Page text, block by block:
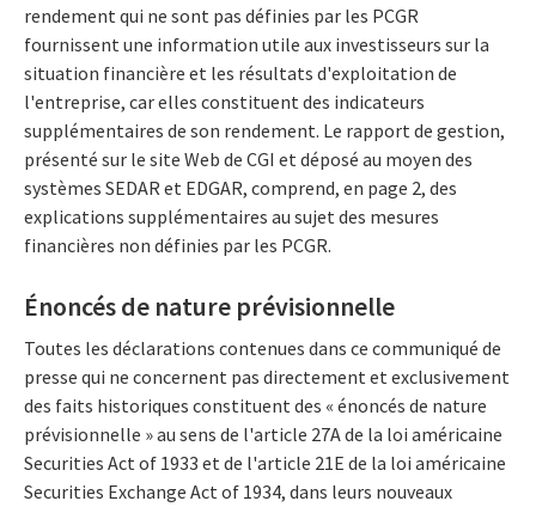
rendement qui ne sont pas définies par les PCGR
fournissent une information utile aux investisseurs sur la
situation financière et les résultats d'exploitation de
l'entreprise, car elles constituent des indicateurs
supplémentaires de son rendement. Le rapport de gestion,
présenté sur le site Web de CGI et déposé au moyen des
systèmes SEDAR et EDGAR, comprend, en page 2, des
explications supplémentaires au sujet des mesures
financières non définies par les PCGR.
Énoncés de nature prévisionnelle
Toutes les déclarations contenues dans ce communiqué de
presse qui ne concernent pas directement et exclusivement
des faits historiques constituent des « énoncés de nature
prévisionnelle » au sens de l'article 27A de la loi américaine
Securities Act of 1933 et de l'article 21E de la loi américaine
Securities Exchange Act of 1934, dans leurs nouveaux